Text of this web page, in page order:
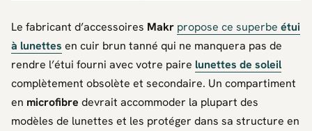
Le fabricant d’accessoires Makr propose ce superbe étui
à lunettes en cuir brun tanné qui ne manquera pas de
rendre l’étui fourni avec votre paire lunettes de soleil
complètement obsolète et secondaire. Un compartiment
en microfibre devrait accommoder la plupart des
modèles de lunettes et les protéger dans sa structure en